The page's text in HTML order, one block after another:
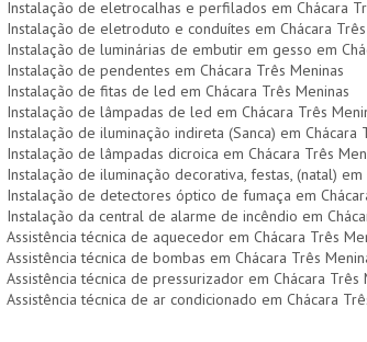
Instalação de eletrocalhas e perfilados em Chácara
Instalação de eletroduto e conduítes em Chácara
Instalação de luminárias de embutir em gesso em
Instalação de pendentes em Chácara Três Meninas
Instalação de fitas de led em Chácara Três Meninas
Instalação de lâmpadas de led em Chácara Três
Instalação de iluminação indireta (Sanca) em Chácara
Instalação de lâmpadas dicroica em Chácara Três
Instalação de iluminação decorativa, festas, (natal) em
Instalação de detectores óptico de fumaça em
Instalação da central de alarme de incêndio em
Assistência técnica de aquecedor em Chácara Três
Assistência técnica de bombas em Chácara Três
Assistência técnica de pressurizador em Chácara Três
Assistência técnica de ar condicionado em Chácara